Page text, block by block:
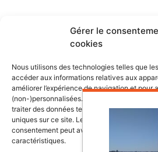
Gérer le
cookies
Nous utilisons des technologies telles que
accéder aux informations relatives aux
améliorer l’expérience de navigation et pour
(non-)personnalisées. Consentir à ces
traiter des données telles que le
uniques sur ce site. Le fait de ne pas
consentement peut avoir un effet négatif sur
caractéristiques.
Les dernières
Fiches de présentation de
comprenant une
retours propriétaires, les
ainsi que la fiche